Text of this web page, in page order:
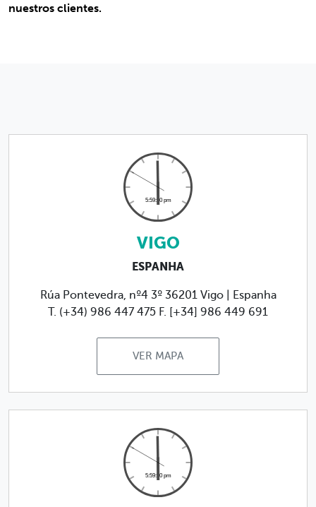
nuestros clientes.
VIGO
ESPANHA
Rúa Pontevedra, nº4 3º 36201 Vigo | Espanha
T. (+34) 986 447 475 F. [+34] 986 449 691
VER MAPA